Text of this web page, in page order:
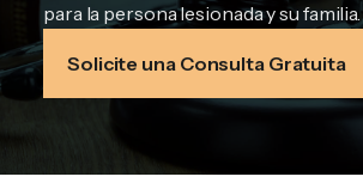
para la persona lesionada y su familia.
Solicite una Consulta Gratuita